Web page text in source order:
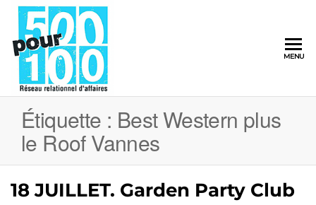
MENU
Étiquette : Best Western plus
le Roof Vannes
18 JUILLET. Garden Party Club